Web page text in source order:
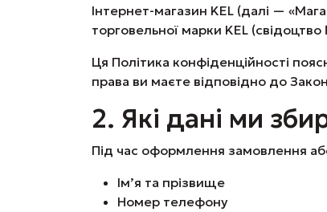
Інтернет-магазин KEL (далі —
торговельної марки KEL
Ця Політика конфіденційності
права ви маєте відповідно до
2. Які дані ми
Під час оформлення замовлення
Ім’я та прізвище
Номер телефону